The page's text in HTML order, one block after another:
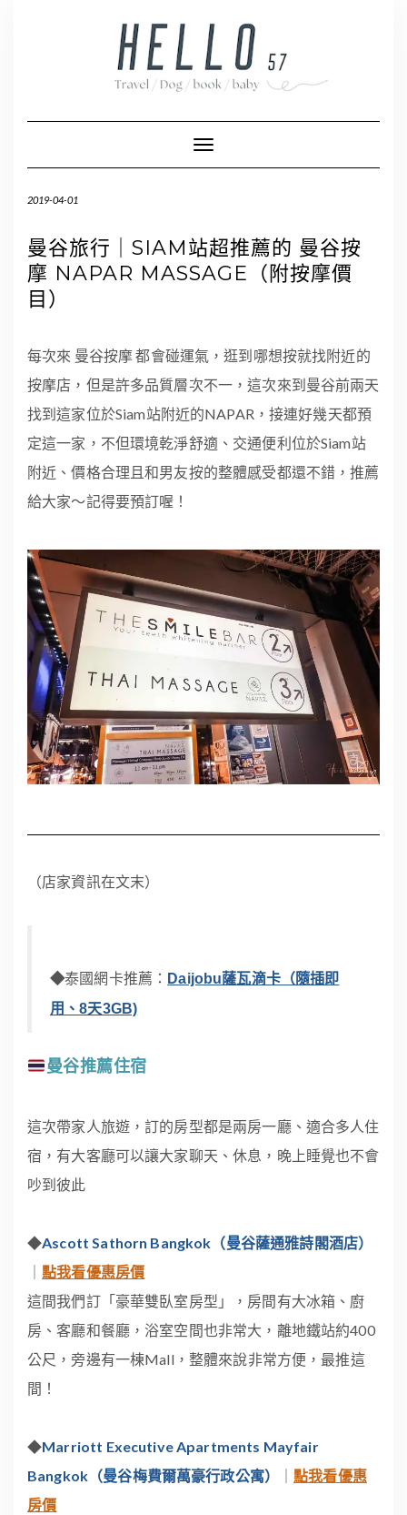
Toggle Navigation
2019-04-01
曼谷旅行｜SIAM站超推薦的 曼谷按
摩 NAPAR MASSAGE（附按摩價
目）
每次來 曼谷按摩 都會碰運氣，逛到哪想按就找附近的
按摩店，但是許多品質層次不一，這次來到曼谷前兩天
找到這家位於Siam站附近的NAPAR，接連好幾天都預
定這一家，不但環境乾淨舒適、交通便利位於Siam站
附近、價格合理且和男友按的整體感受都還不錯，推薦
給大家～記得要預訂喔！
（店家資訊在文末）
◆泰國網卡推薦： Daijobu薩瓦滴卡（隨插即
用、8天3GB)
曼谷推薦住宿
這次帶家人旅遊，訂的房型都是兩房一廳、適合多人住
宿，有大客廳可以讓大家聊天、休息，晚上睡覺也不會
吵到彼此
◆Ascott Sathorn Bangkok（曼谷薩通雅詩閣酒店）
｜點我看優惠房價
這間我們訂「豪華雙臥室房型」，房間有大冰箱、廚
房、客廳和餐廳，浴室空間也非常大，離地鐵站約400
公尺，旁邊有一棟Mall，整體來說非常方便，最推這
間！
◆Marriott Executive Apartments Mayfair
Bangkok（曼谷梅費爾萬豪行政公寓）
｜點我看優惠
房價